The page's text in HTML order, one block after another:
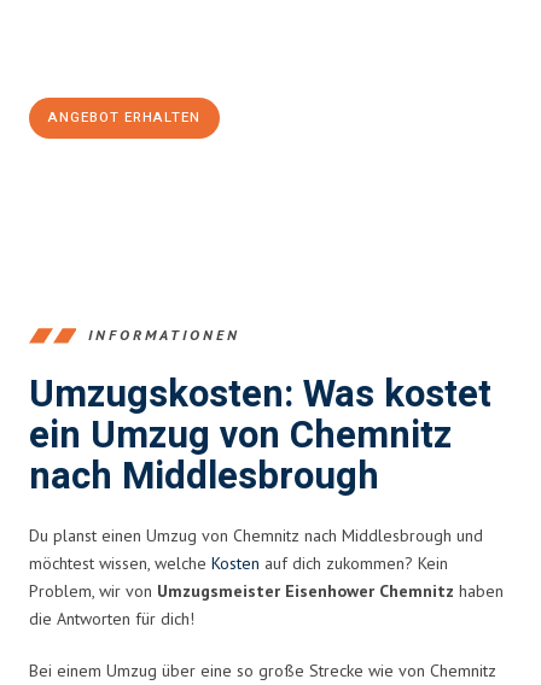
ANGEBOT ERHALTEN
INFORMATIONEN
Umzugskosten: Was kostet
ein Umzug von Chemnitz
nach Middlesbrough
Du planst einen Umzug von Chemnitz nach Middlesbrough und
möchtest wissen, welche Kosten auf dich zukommen? Kein
Problem, wir von Umzugsmeister Eisenhower Chemnitz haben
die Antworten für dich!
Bei einem Umzug über eine so große Strecke wie von Chemnitz